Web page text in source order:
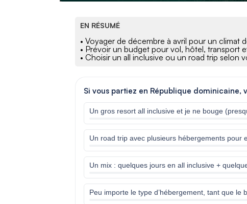
EN RÉSUMÉ
• Voyager de décembre à avril pour un climat
• Prévoir un budget pour vol, hôtel, transport
• Choisir un all inclusive ou un road trip selon
Si vous partiez en République
Un gros resort all inclusive et je ne bouge
Un road trip avec plusieurs hébergements pour
Un mix : quelques jours en all inclusive +
Peu importe le type d’hébergement, tant que le